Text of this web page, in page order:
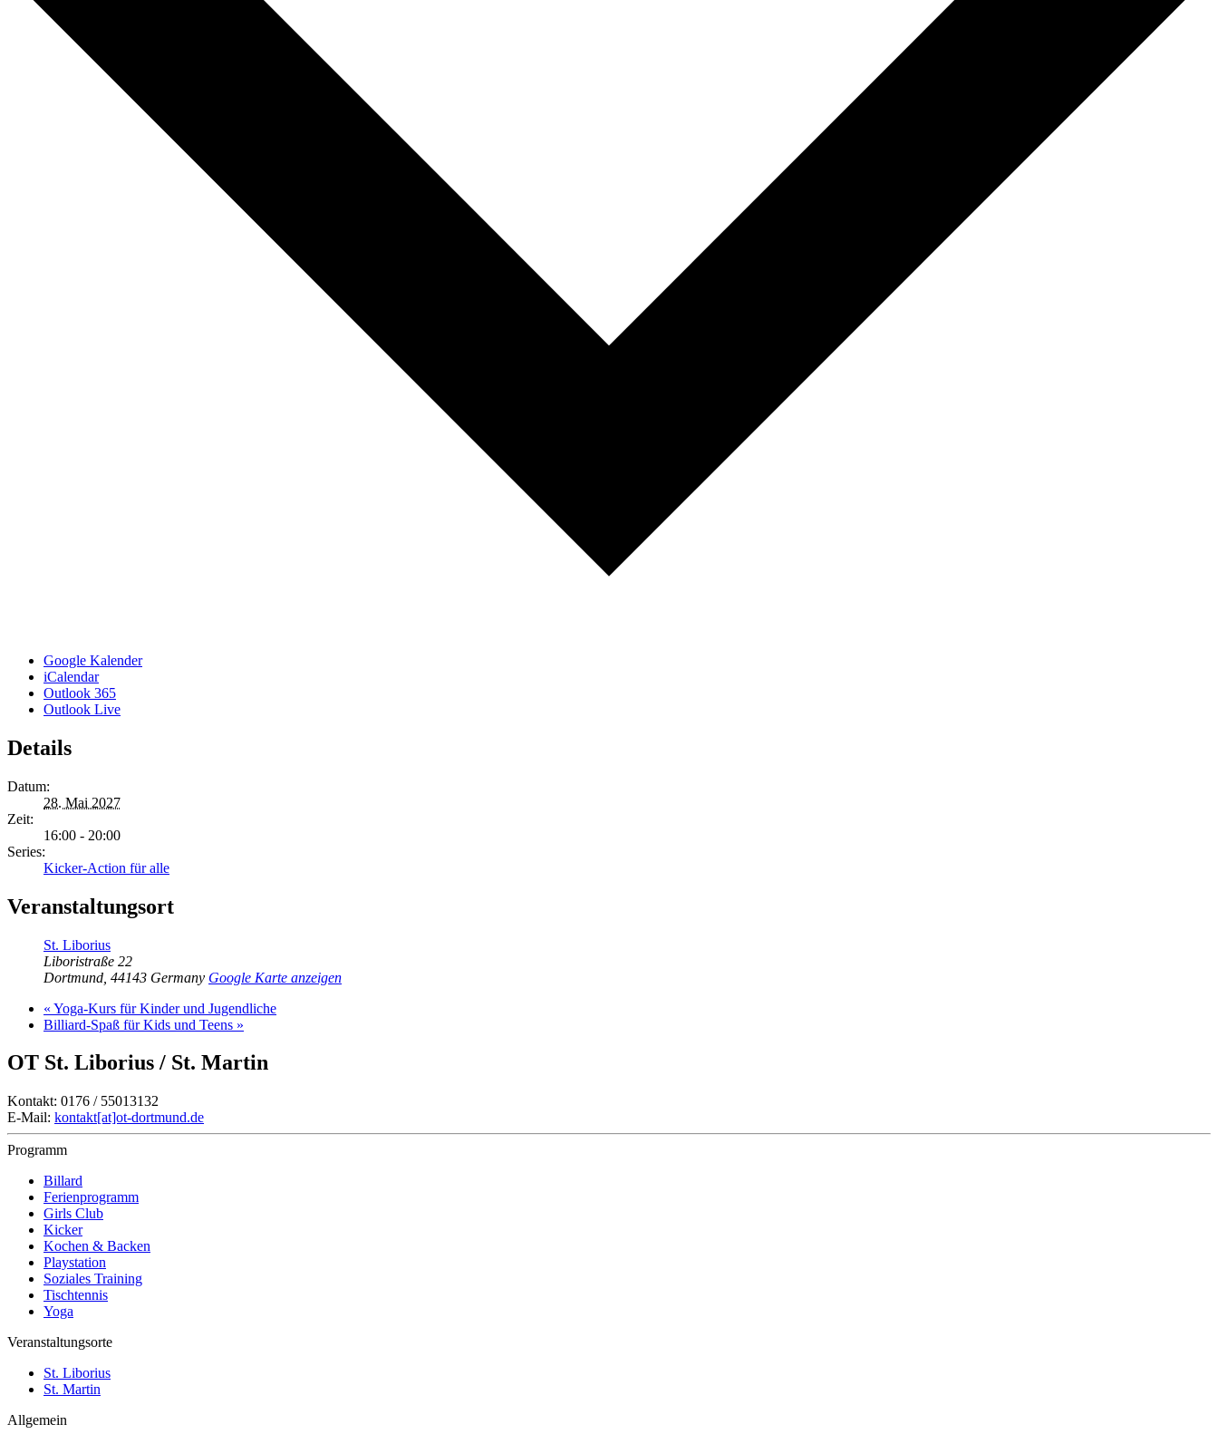
Google Kalender
iCalendar
Outlook 365
Outlook Live
Details
Datum:
28. Mai 2027
Zeit:
16:00 - 20:00
Series:
Kicker-Action für alle
Veranstaltungsort
St. Liborius
Liboristraße 22
Dortmund 44143 Germany Google Karte anzeigen
« Yoga-Kurs für Kinder und Jugendliche
Billiard-Spaß für Kids und Teens »
OT St. Liborius / St. Martin
Kontakt: 0176 / 55013132
E-Mail: kontakt[at]ot-dortmund.de
Programm
Billard
Ferienprogramm
Girls Club
Kicker
Kochen & Backen
Playstation
Soziales Training
Tischtennis
Yoga
Veranstaltungsorte
St. Liborius
St. Martin
Allgemein